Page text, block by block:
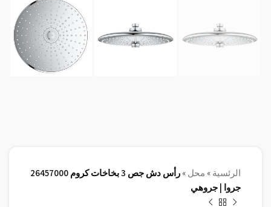
الرئسية » محل »
رأس دش جص 3 بخاخات كروم 26457000
جروا | جروهي